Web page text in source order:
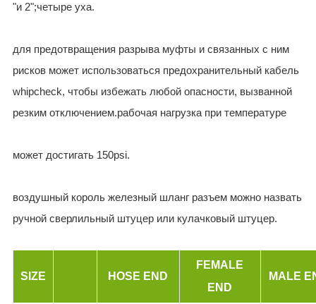
"и 2";четыре уха.
для предотвращения разрыва муфты и связанных с ним
рисков может использоваться предохранительный кабель
whipcheck, чтобы избежать любой опасности, вызванной
резким отключением.рабочая нагрузка при температуре
может достигать 150psi.
воздушный король железный шланг разъем можно назвать
ручной сверлильный штуцер или кулачковый штуцер.
SIZE HOSE END
FEMALE
END
MALE